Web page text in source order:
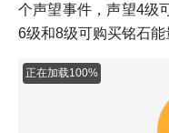
个声望事件，声望4级
6级和8级可购买铭石能
正在加载100%